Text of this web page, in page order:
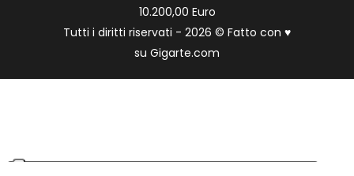
10.200,00 Euro
Tutti i diritti riservati - 2026 © Fatto con ♥
su Gigarte.com